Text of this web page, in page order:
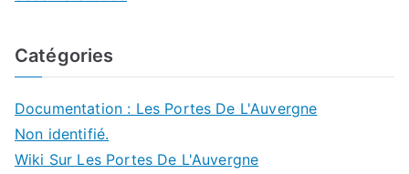
Catégories
Documentation : Les Portes De L'Auvergne
Non identifié.
Wiki Sur Les Portes De L'Auvergne